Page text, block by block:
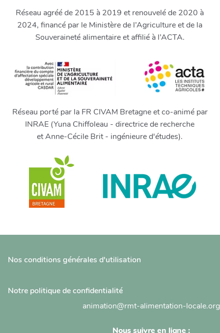
Réseau agréé de 2015 à 2019 et renouvelé de 2020 à
2024, financé par le Ministère de l’Agriculture et de la
Souveraineté alimentaire et affilié à l’ACTA.
Réseau porté par la FR CIVAM Bretagne et co-animé par
INRAE (Yuna Chiffoleau - directrice de recherche
et Anne-Cécile Brit - ingénieure d'études).
Nos conditions générales d'utilisation
Notre politique de confidentialité
animation@rmt-alimentation-locale.org
Nous suivre en ligne :